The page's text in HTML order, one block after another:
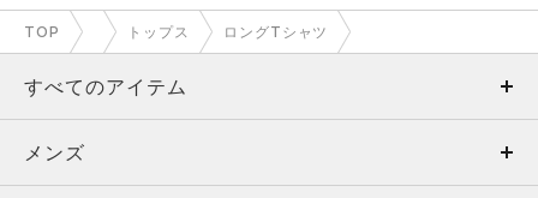
TOP トップス ロングTシャツ
すべてのアイテム
メンズ
メンズ